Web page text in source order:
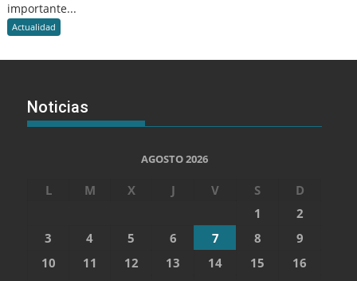
importante...
Actualidad
Noticias
AGOSTO 2026
L M X J V S
D
1
2
3
4 5 6 7 8
9
10
11 12 13 14 15
16